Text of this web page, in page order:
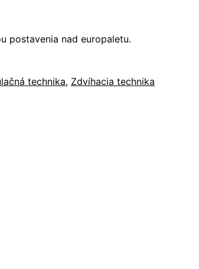
postavenia nad europaletu.
technika, Zdvíhacia technika